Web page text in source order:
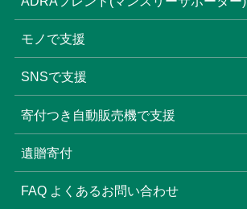
モノで支援
SNSで支援
寄付つき自動販売機で支援
遺贈寄付
FAQ よくあるお問い合わせ